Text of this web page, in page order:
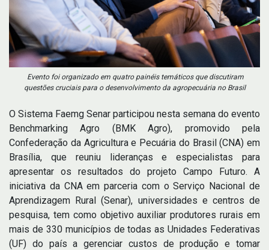
Evento foi organizado em quatro painéis temáticos que discutiram
questões cruciais para o desenvolvimento da agropecuária no Brasil
O Sistema Faemg Senar participou nesta semana do evento
Benchmarking Agro (BMK Agro), promovido pela
Confederação da Agricultura e Pecuária do Brasil (CNA) em
Brasília, que reuniu lideranças e especialistas para
apresentar os resultados do projeto Campo Futuro. A
iniciativa da CNA em parceria com o Serviço Nacional de
Aprendizagem Rural (Senar), universidades e centros de
pesquisa, tem como objetivo auxiliar produtores rurais em
mais de 330 municípios de todas as Unidades Federativas
(UF) do país a gerenciar custos de produção e tomar